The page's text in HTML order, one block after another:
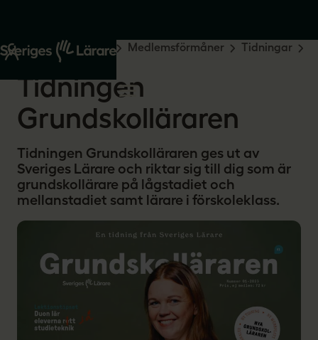
Start Medlemskap Medlemsförmåner
Tidningar
Grundskolläraren
Tidningen
Grundskolläraren
Tidningen Grundskolläraren ges ut av
Sveriges Lärare och riktar sig till dig som är
grundskollärare på lågstadiet och
mellanstadiet samt lärare i förskoleklass.